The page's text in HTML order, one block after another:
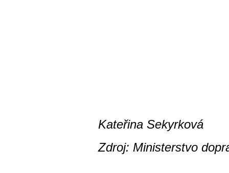
Kateřina Sekyrková
Zdroj: Ministerstvo